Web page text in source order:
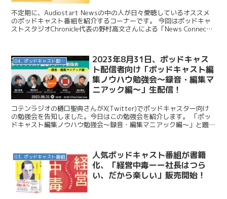
不定期に、Audiostart Newsの中の人が日々愛聴しているオススメ
のポッドキャスト番組を紹介するコーナーです。 今回はポッドキャ
ストスタジオChronicle代表の野村高文さんによる「News Connect
04. ポッドキャスト配信・制作等
2023年8月31日、ポッドキャス
ト配信者向け「ポッドキャスト編
集ノウハウ勉強会〜録音・編集マ
ニアック編〜」生配信！
コテンラジオの樋口聖典さんがX(Twitter)でポッドキャスター向け
の勉強会を告知しました。今日はこの勉強会を紹介します。 「ポッ
ドキャスト編集ノウハウ勉強会〜録音・編集マニアック編〜」と題し
03. ポッドキャスト番組
人気ポッドキャスト番組が書籍
化、「経営中毒ーー社長はつら
い、だから楽しい」販売開始！